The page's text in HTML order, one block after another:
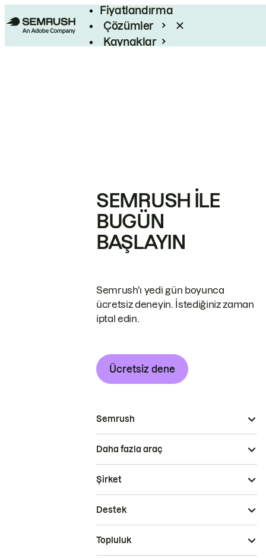
Fiyatlandırma
Çözümler
Kaynaklar
SEMRUSH ILE
BUGÜN
BAŞLAYIN
Semrush'ı yedi gün boyunca
ücretsiz deneyin. İstediğiniz zaman
iptal edin.
Ücretsiz dene
Semrush
Daha fazla araç
Şirket
Destek
Topluluk